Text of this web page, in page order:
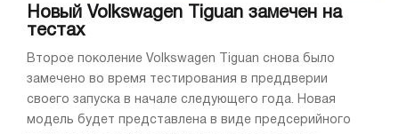
Новый Volkswagen Tiguan замечен на
тестах
Второе поколение Volkswagen Tiguan снова было
замечено во время тестирования в преддверии
своего запуска в начале следующего года. Новая
модель будет представлена в виде предсерийного